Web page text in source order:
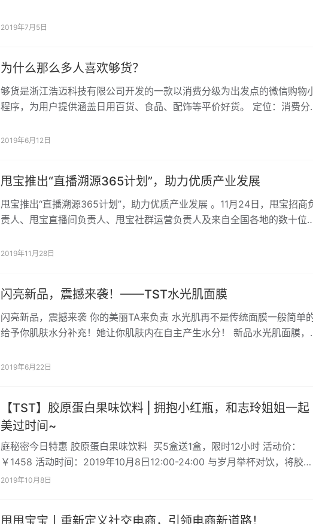
2019年7月5日
为什么那么多人喜欢够货？
够货是浙江浩迈科技有限公司开发的一款以消费分级为出发点的微信购物
程序，为用户提供涵盖日用百货、食品、配饰等平价好货。 定位：消费分
2019年6月12日
甩宝推出“直播溯源365计划”，助力优质产业发展
甩宝推出“直播溯源365计划”，助力优质产业发展 。11月24日，甩宝招商
责人、甩宝直播间负责人、甩宝社群运营负责人及来自全国各地的数十位
2019年11月28日
闪亮新品，震撼来袭！——TST水光肌面膜
闪亮新品，震撼来袭 你的美丽TA来负责 水光肌再不是传统面膜一般简单
给予你肌肤水分补充！她让你肌肤内在自主产生水分！ 新品水光肌面膜，
2019年6月22日
【TST】胶原蛋白果味饮料 | 拥抱小红瓶，和志玲姐姐一起
美过时间~
庭秘密今日特惠 胶原蛋白果味饮料 买5盒送1盒，限时12小时 活动价：
￥1458 活动时间：2019年10月8日12:00-24:00 与岁月举杯对饮，将胶原
放肆追回 …
2019年10月8日
甩甩宝宝丨重新定义社交电商，引领电商新道路！